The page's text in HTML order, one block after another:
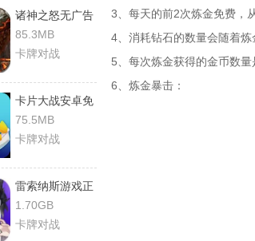
诸神之怒无广告
版
85.3MB
卡牌对战
卡片大战安卓免
费版
75.5MB
卡牌对战
雷索纳斯游戏正
版
1.70GB
卡牌对战
3、每天的前2次炼金免费，
4、消耗钻石的数量会随着
5、每次炼金获得的金币数
6、炼金暴击：